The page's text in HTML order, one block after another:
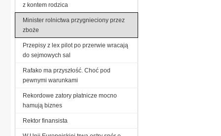
z kontem rodzica
Minister rolnictwa przygnieciony przez
zboże
Przepisy z lex pilot po przerwie wracają
do sejmowych sal
Rafako ma przyszłość. Choć pod
pewnymi warunkami
Rekordowe zatory płatnicze mocno
hamują biznes
Rektor finansista